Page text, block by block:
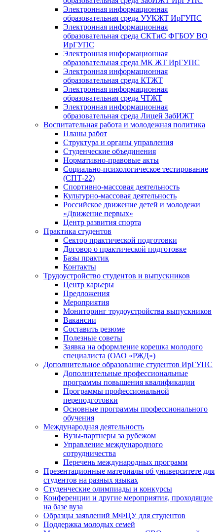
Электронная информационная
образовательная среда УУКЖТ ИрГУПС
Электронная информационная
образовательная среда СКТиС ФГБОУ ВО
ИрГУПС
Электронная информационная
образовательная среда МК ЖТ ИрГУПС
Электронная информационная
образовательная среда КТЖТ
Электронная информационная
образовательная среда ЧТЖТ
Электронная информационная
образовательная среда Лицей ЗабИЖТ
Воспитательная работа и молодежная политика
Планы работ
Структура и органы управления
Студенческие объединения
Нормативно-правовые акты
Социально-психологическое тестирование
(СПТ-22)
Спортивно-массовая деятельность
Культурно-массовая деятельность
Российское движение детей и молодежи
«Движение первых»
Центр развития спорта
Практика студентов
Сектор практической подготовки
Договор о практической подготовке
Базы практик
Контакты
Трудоустройство студентов и выпускников
Центр карьеры
Предложения
Мероприятия
Мониторинг трудоустройства выпускников
Вакансии
Составить резюме
Полезные советы
Заявка на оформление корешка молодого
специалиста (ОАО «РЖД»)
Дополнительное образование студентов ИрГУПС
Дополнительные профессиональные
программы повышения квалификации
Программы профессиональной
переподготовки
Основные программы профессионального
обучения
Международная деятельность
Вузы-партнеры за рубежом
Управление международного
сотрудничества
Перечень международных программ
Презентационные материалы об университете для
студентов на разных языках
Студенческие олимпиады и конкурсы
Конференции и другие мероприятия, проходящие
на базе вуза
Образцы заявлений МФЦУ для студентов
Поддержка молодых семей